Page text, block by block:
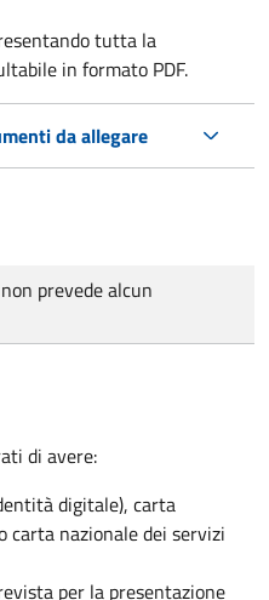
tutta la
in formato PDF.
da allegare
prevede alcun
di avere:
digitale), carta
carta nazionale dei servizi
per la presentazione